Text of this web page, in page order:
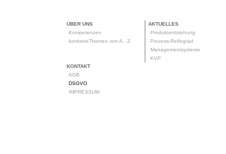
ÜBER UNS
Kompetenzen
konkreteThemen von A...Z
AKTUELLES
Produktentstehung
Prozess-Reifegrad
Managementsysteme
KVP
KONTAKT
AGB
DSGVO
IMPRESSUM